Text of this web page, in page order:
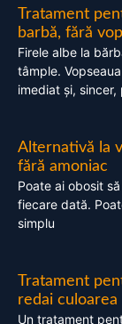
Tratament
barbă, fără
Firele albe la
tâmple.
imediat și,
Alternativă la
fără amoniac
Poate ai obosit
fiecare dată.
simplu
Tratament
redai culoarea
Un tratament